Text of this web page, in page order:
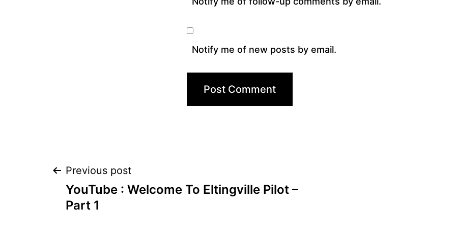
Notify me of new posts by email.
Post
navigation
Previous post
YouTube : Welcome To Eltingville Pilot –
Part 1